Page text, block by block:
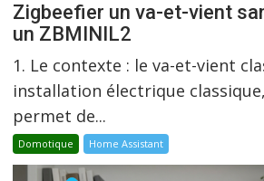
Zigbeefier un va-et-vient
un ZBMINIL2
1. Le contexte : le va-et-vient
installation électrique
permet de...
Domotique Home Assistant